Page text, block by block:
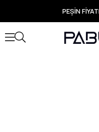
PEŞİN
TÜM
Yeni Sezon
Seçili